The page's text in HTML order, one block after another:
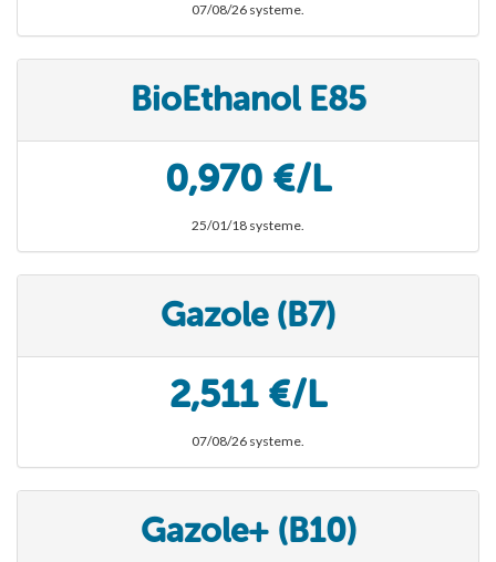
07/08/26 systeme.
BioEthanol E85
0,970 €/L
25/01/18 systeme.
Gazole (B7)
2,511 €/L
07/08/26 systeme.
Gazole+ (B10)